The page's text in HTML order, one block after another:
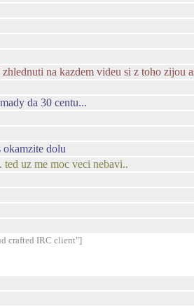
na kazdem videu si z toho zijou
da 30 centu...
dolu
uz me moc veci nebavi..
crafted IRC client"]